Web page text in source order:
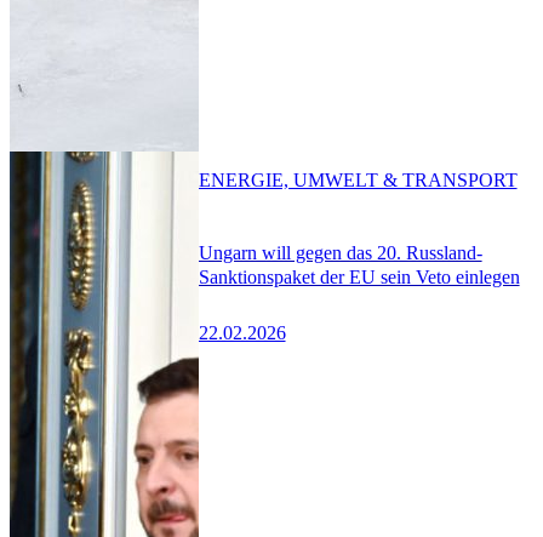
Ungarn will gegen das 20. Russland-
Sanktionspaket der EU sein Veto einlegen
22.02.2026
ENERGIE, UMWELT & TRANSPORT